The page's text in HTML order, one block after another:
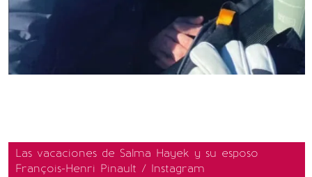
Las vacaciones de Salma Hayek y su esposo
François-Henri Pinault / Instagram